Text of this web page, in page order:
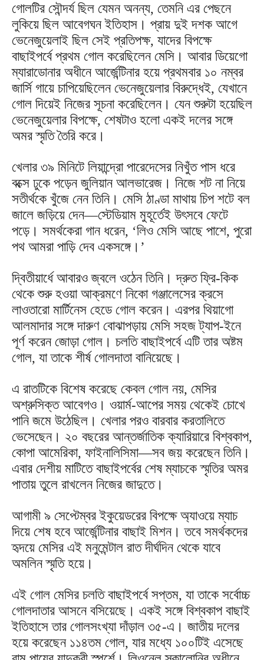
গোলটির সৌন্দর্য ছিল যেমন অনন্য, তেমনি এর পেছনে
লুকিয়ে ছিল আবেগঘন ইতিহাস। প্রায় দুই দশক আগে
ভেনেজুয়েলাই ছিল সেই প্রতিপক্ষ, যাদের বিপক্ষে
বাছাইপর্বে প্রথম গোল করেছিলেন মেসি। আবার ডিয়েগো
ম্যারাডোনার অধীনে আর্জেন্টিনার হয়ে প্রথমবার ১০ নম্বর
জার্সি গায়ে চাপিয়েছিলেন ভেনেজুয়েলার বিরুদ্ধেই, যেখানে
গোল দিয়েই নিজের সূচনা করেছিলেন। যেন শুরুটা হয়েছিল
ভেনেজুয়েলার বিপক্ষে, শেষটাও হলো একই দলের সঙ্গে
অমর স্মৃতি তৈরি করে।
খেলার ৩৯ মিনিটে লিয়ান্দ্রো পারেদেসের নিখুঁত পাস ধরে
বক্সে ঢুকে পড়েন জুলিয়ান আলভারেজ। নিজে শট না নিয়ে
সতীর্থকে খুঁজে নেন তিনি। মেসি ঠাণ্ডা মাথায় চিপ শটে বল
জালে জড়িয়ে দেন—স্টেডিয়াম মুহূর্তেই উৎসবে ফেটে
পড়ে। সমর্থকেরা গান ধরেন, ‘লিও মেসি আছে পাশে, পুরো
পথ আমরা পাড়ি দেব একসঙ্গে।’
দ্বিতীয়ার্ধে আবারও জ্বলে ওঠেন তিনি। দ্রুত ফ্রি-কিক
থেকে শুরু হওয়া আক্রমণে নিকো গঞ্জালেসের ক্রসে
লাওতারো মার্টিনেস হেডে গোল করেন। এরপর থিয়াগো
আলমাদার সঙ্গে দারুণ বোঝাপড়ায় মেসি সহজ ট্যাপ-ইনে
পূর্ণ করেন জোড়া গোল। চলতি বাছাইপর্বে এটি তার অষ্টম
গোল, যা তাকে শীর্ষ গোলদাতা বানিয়েছে।
এ রাতটিকে বিশেষ করেছে কেবল গোল নয়, মেসির
অশ্রুসিক্ত আবেগও। ওয়ার্ম-আপের সময় থেকেই চোখে
পানি জমে উঠেছিল। খেলার পরও বারবার করতালিতে
ভেসেছেন। ২০ বছরের আন্তর্জাতিক ক্যারিয়ারে বিশ্বকাপ,
কোপা আমেরিকা, ফাইনালিসিমা—সব জয় করেছেন তিনি।
এবার দেশীয় মাটিতে বাছাইপর্বের শেষ ম্যাচকে স্মৃতির অমর
পাতায় তুলে রাখলেন নিজের জাদুতে।
আগামী ৯ সেপ্টেম্বর ইকুয়েডরের বিপক্ষে অ্যাওয়ে ম্যাচ
দিয়ে শেষ হবে আর্জেন্টিনার বাছাই মিশন। তবে সমর্থকদের
হৃদয়ে মেসির এই মনুমেন্টাল রাত দীর্ঘদিন থেকে যাবে
অমলিন স্মৃতি হয়ে।
এই গোল মেসির চলতি বাছাইপর্বে সপ্তম, যা তাকে সর্বোচ্চ
গোলদাতার আসনে বসিয়েছে। একই সঙ্গে বিশ্বকাপ বাছাই
ইতিহাসে তার গোলসংখ্যা দাঁড়াল ৩৫-এ। জাতীয় দলের
হয়ে করেছেন ১১৪তম গোল, যার মধ্যে ১০০টিই এসেছে